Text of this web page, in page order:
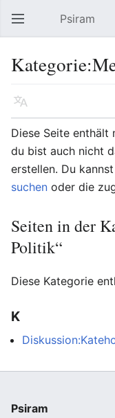
Hauptmenü öffnen Psiram
Sprache
Diese Seite enthält
du bist auch nicht
erstellen. Du
suchen oder die
Seiten in der
Politik“
Diese Kategorie
K
Psiram